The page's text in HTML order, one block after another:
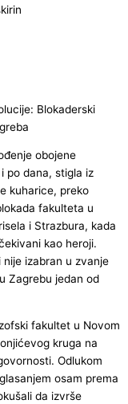
obojene
po dana, stigla iz
kuharice, preko
fakulteta u
i Strazbura, kada
kao heroji.
izabran u zvanje
Zagrebu jedan od
fakultet u Novom
kruga na
Odlukom
osam prema
da izvrše